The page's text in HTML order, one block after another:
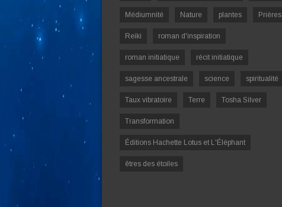
Médiumnité Nature plantes Prières
Reiki roman d'inspiration
roman initiatique récit initiatique
sagesse ancestrale science spiritualité
Taux vibratoire Terre Tosha Silver
Transformation
Éditions Hachette Lotus et L'Éléphant
êtres des étoiles